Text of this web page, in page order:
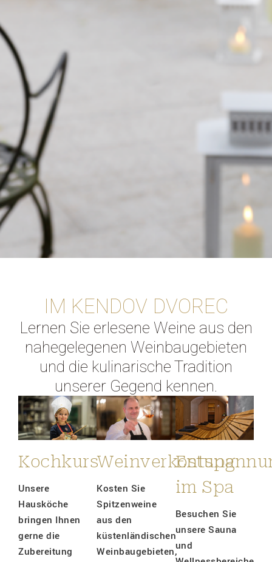
IM KENDOV DVOREC
Lernen Sie erlesene Weine aus den
nahegelegenen Weinbaugebieten
und die kulinarische Tradition
unserer Gegend kennen.
Kochkurs
Unsere
Hausköche
bringen Ihnen
gerne die
Zubereitung
Weinverkostung
Kosten Sie
Spitzenweine
aus den
küstenländischen
Weinbaugebieten,
im Spa
Besuchen Sie
unsere Sauna
und